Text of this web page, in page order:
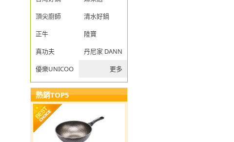
頂尖廚師
清水好鍋
正牛
陸寶
真功夫
丹尼家 DANNY JIA
優樂UNICOOK
更多
熱銷TOP5